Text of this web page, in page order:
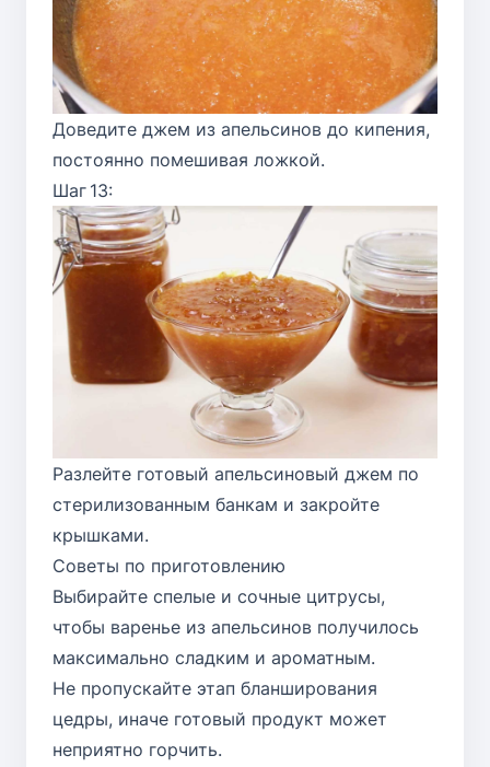
Доведите джем из апельсинов до кипения,
постоянно помешивая ложкой.
Шаг 13:
Разлейте готовый апельсиновый джем по
стерилизованным банкам и закройте
крышками.
Советы по приготовлению
Выбирайте спелые и сочные цитрусы,
чтобы варенье из апельсинов получилось
максимально сладким и ароматным.
Не пропускайте этап бланширования
цедры, иначе готовый продукт может
неприятно горчить.